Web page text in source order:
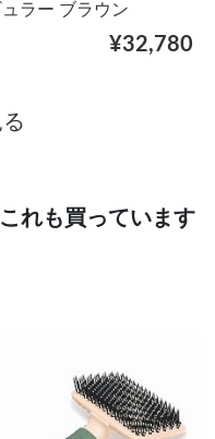
ュラー ブラウン
¥32,780
れも買っています